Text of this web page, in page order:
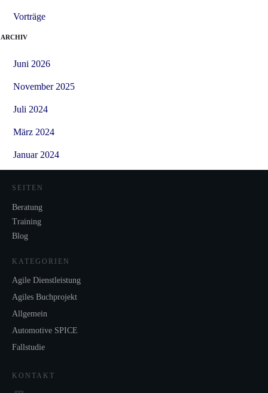
Vorträge
ARCHIV
Juni 2026
November 2025
Juli 2024
März 2024
Januar 2024
SEITEN
Beratung
Training
Blog
KATEGORIEN
Agile Dienstleistung
Agiles Buchprojekt
Allgemein
Automotive SPICE
Fallstudie
KONTAKT